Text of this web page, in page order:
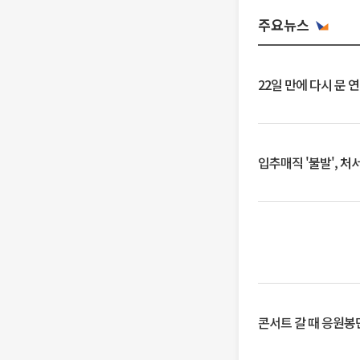
주요뉴스
22일 만에 다시 문
입추매직 '불발', 처
콘서트 갈 때 응원